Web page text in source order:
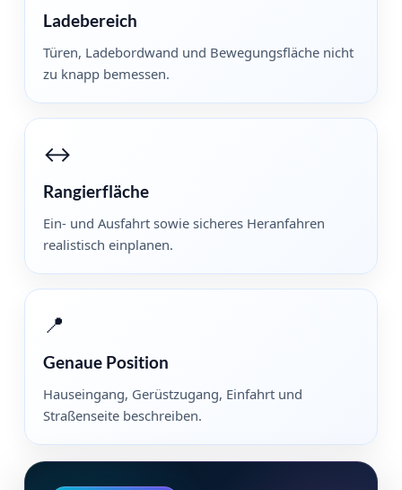
Ladebereich
Türen, Ladebordwand und Bewegungsfläche nicht
zu knapp bemessen.
↔️
Rangierfläche
Ein- und Ausfahrt sowie sicheres Heranfahren
realistisch einplanen.
📍
Genaue Position
Hauseingang, Gerüstzugang, Einfahrt und
Straßenseite beschreiben.